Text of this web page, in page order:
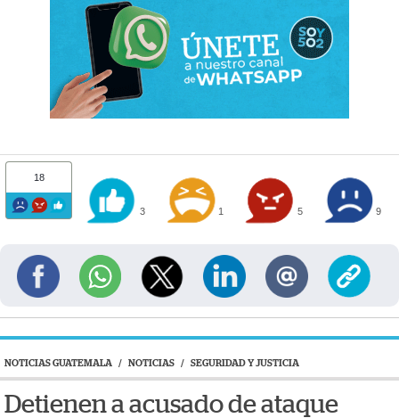
18
3 1 5 9
NOTICIAS GUATEMALA / NOTICIAS / SEGURIDAD Y JUSTICIA
Detienen a acusado de ataque